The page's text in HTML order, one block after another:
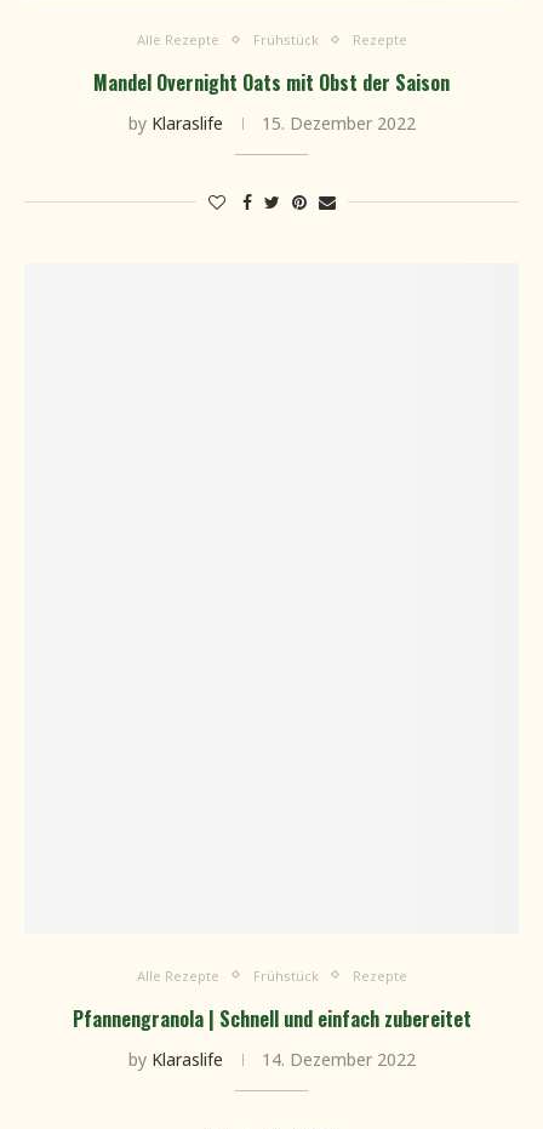
Alle Rezepte Frühstück Rezepte
Mandel Overnight Oats mit Obst der Saison
by Klaraslife 15. Dezember 2022
Alle Rezepte Frühstück Rezepte
Pfannengranola | Schnell und einfach zubereitet
by Klaraslife 14. Dezember 2022